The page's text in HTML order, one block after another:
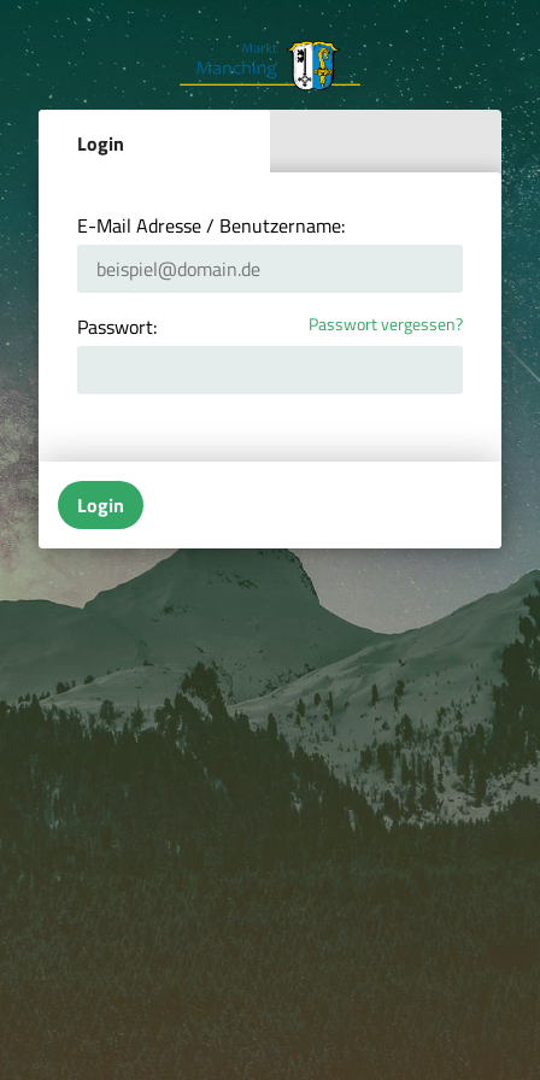
Login
E-Mail Adresse / Benutzername:
Passwort: Passwort vergessen?
Login